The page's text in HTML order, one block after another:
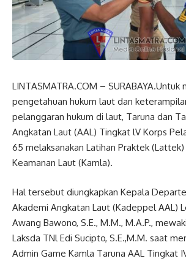
LINTASMATRA.COM – SURABAYA.Untuk
pengetahuan hukum laut dan
pelanggaran hukum di laut, Taruna dan
Angkatan Laut (AAL) Tingkat lV Korps
65 melaksanakan Latihan Praktek
Keamanan Laut (Kamla).
Hal tersebut diungkapkan Kepala
Akademi Angkatan Laut (Kadeppel AAL)
Awang Bawono, S.E., M.M., M.A.P.,
Laksda TNl Edi Sucipto, S.E.,M.M. saat
Admin Game Kamla Taruna AAL Tingkat